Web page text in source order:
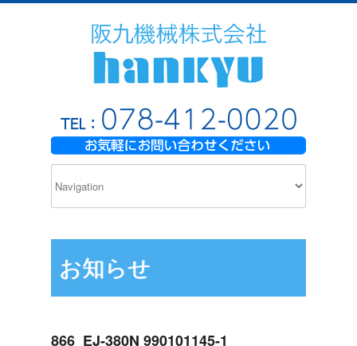
お知らせ
866_EJ-380N 990101145-1